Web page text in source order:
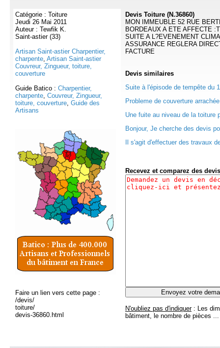
Catégorie : Toiture
Jeudi 26 Mai 2011
Auteur : Tewfik K.
Saint-astier (33)
Artisan Saint-astier Charpentier,
charpente, Artisan Saint-astier
Couvreur, Zingueur, toiture,
couverture
Guide Batico : Charpentier,
charpente, Couvreur, Zingueur,
toiture, couverture, Guide des
Artisans
Faire un lien vers cette page :
/devis/
toiture/
devis-36860.html
Devis Toiture (N.36860)
MON IMMEUBLE 52 RUE
BORDEAUX A ETE AFFECTE
SUITE A L?EVENEMENT
ASSURANCE REGLERA
FACTURE
Devis similaires
Suite à l'épisode de tempête du
Probleme de couverture
Une fuite au niveau de la toiture
Bonjour, Je cherche des devis
Il s'agit d'effectuer des travaux
Recevez et comparez des
N'oubliez pas d'indiquer: Les
bâtiment, le nombre de pièces ...